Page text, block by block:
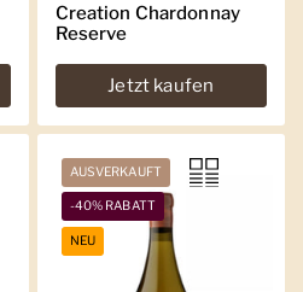
Creation Chardonnay
Reserve
Jetzt kaufen
AUSVERKAUFT
-40% RABATT
NEU